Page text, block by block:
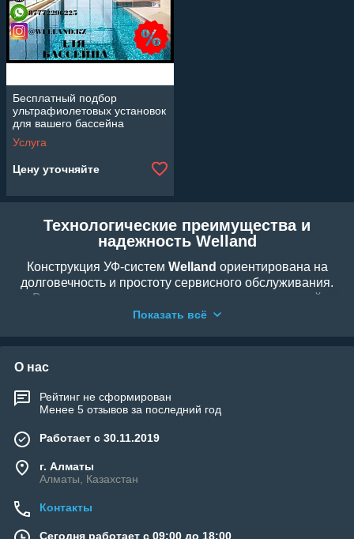
Бесплатный подбор
ультрафиолетовых установок
для вашего бассейна
Услуга
Цену уточняйте
Технологические преимущества и
надежность Welland
Конструкция УФ-систем Welland ориентирована на
долговечность и простоту сервисного обслуживания.
Внутренняя зеркальная поверхность реакторной
камеры многократно усиливает интенсивность
защищают лампу от перепадов напряжения и
продлевают её рабочий ресурс. Благодаря
соединениям, системы Welland легко интегрируются
фильтрации, делая уход за бассейном проще и
На сайтеwelland.kzпредставлены оригинальные УФ-
Показать всё
О нас
Рейтинг не сформирован
Менее 5 отзывов за последний год
Работает с 30.11.2019
г. Алматы
Алматы, Казахстан
Контакты
Сегодня работает с 09:00 до 18:00